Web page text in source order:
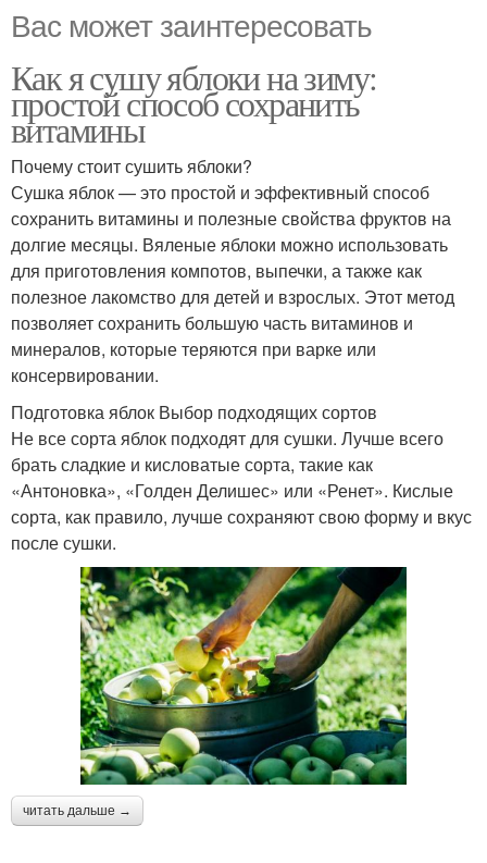
Вас может заинтересовать
Как я сушу яблоки на зиму:
простой способ сохранить
витамины
Почему стоит сушить яблоки?
Сушка яблок — это простой и эффективный способ
сохранить витамины и полезные свойства фруктов на
долгие месяцы. Вяленые яблоки можно использовать
для приготовления компотов, выпечки, а также как
полезное лакомство для детей и взрослых. Этот метод
позволяет сохранить большую часть витаминов и
минералов, которые теряются при варке или
консервировании.
Подготовка яблок Выбор подходящих сортов
Не все сорта яблок подходят для сушки. Лучше всего
брать сладкие и кисловатые сорта, такие как
«Антоновка», «Голден Делишес» или «Ренет». Кислые
сорта, как правило, лучше сохраняют свою форму и вкус
после сушки.
читать дальше →